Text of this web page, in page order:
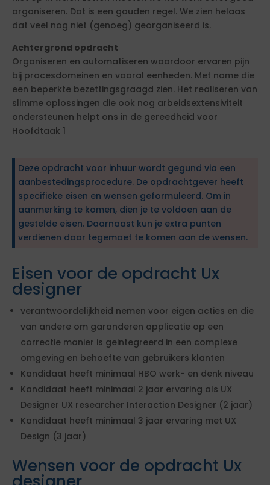
organiseren. Dat is een gouden regel. We zien helaas
dat veel nog niet (genoeg) georganiseerd is.
Achtergrond opdracht
Organiseren en automatiseren waardoor ervaren pijn
bij procesdomeinen en vooral eenheden. Met name die
een beperkte bezettingsgraagd zien. Het realiseren van
slimme oplossingen die ook nog arbeidsextensiviteit
ondersteunen helpt ons in de gereedheid voor
Hoofdtaak 1
Deze opdracht voor inhuur wordt gegund via een
aanbestedingsprocedure. De opdrachtgever heeft
specifieke eisen en wensen geformuleerd. Om in
aanmerking te komen, dien je te voldoen aan de
gestelde eisen. Daarnaast kun je extra punten
verdienen door tegemoet te komen aan de wensen.
Eisen voor de opdracht Ux
designer
verantwoordelijkheid nemen voor eigen acties en die
van andere om garanderen applicatie op een
correctie manier is geintegreerd in een complexe
omgeving en behoefte van gebruikers klanten
Kandidaat heeft minimaal HBO werk- en denk niveau
Kandidaat heeft minimaal 2 jaar ervaring als UX
Designer UX researcher Interaction Designer (2 jaar)
Kandidaat heeft minimaal 3 jaar ervaring met UX
Design (3 jaar)
Wensen voor de opdracht Ux